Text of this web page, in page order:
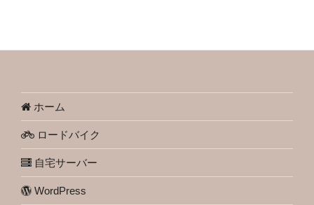
ホーム
ロードバイク
自宅サーバー
WordPress